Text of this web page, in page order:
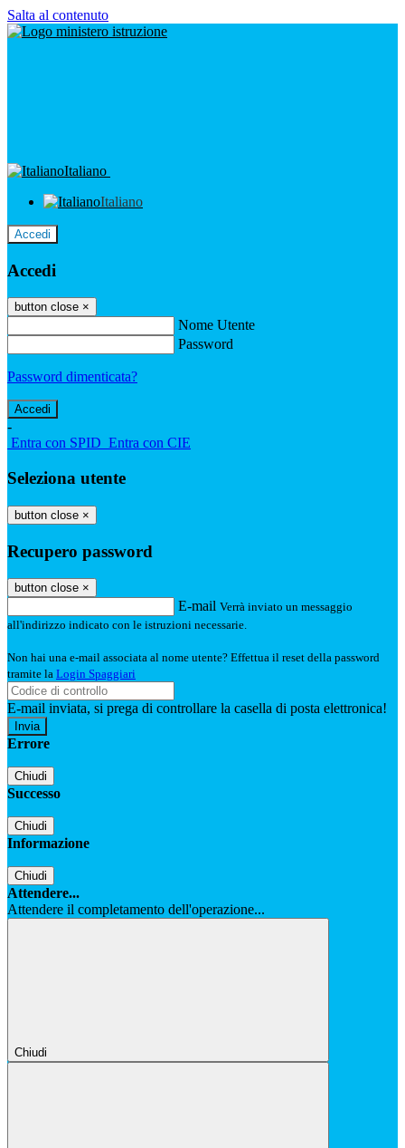
Salta al contenuto
Italiano
Italiano
Accedi
Accedi
button close ×
Nome Utente
Password
Password dimenticata?
-
Entra con SPID Entra con CIE
Seleziona utente
button close ×
Recupero password
button close ×
E-mail Verrà inviato un messaggio
all'indirizzo indicato con le istruzioni necessarie.
Non hai una e-mail associata al nome utente? Effettua il reset della password
tramite la Login Spaggiari
E-mail inviata, si prega di controllare la casella di posta elettronica!
Errore
Chiudi
Successo
Chiudi
Informazione
Chiudi
Attendere...
Attendere il completamento dell'operazione...
Chiudi